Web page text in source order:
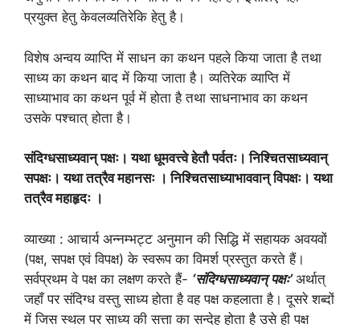
प्रयुक्त हेतु केवलव्यतिरेकि हेतु है।
विशेष अन्वय व्याप्ति में साधन का कथन पहले किया जाता है तथा
साध्य का कथन बाद में किया जाता है। व्यतिरेक व्याप्ति में
साध्याभाव का कथन पूर्व में होता है तथा साधनाभाव का कथन
उसके पश्चात् होता है।
संदिग्धसाध्यवान् पक्षः। यथा धूमवत्त्वे हेतौ पर्वतः। निश्चितसाध्यवान्
सपक्षः। यथा तत्रैव महानसः । निश्चितसाध्याभाववान् विपक्षः। यथा
तत्रैव महाहृदः ।
व्याख्या : आचार्य अन्नम्भट्ट अनुमान की सिद्धि में सहायक अवयवों
(पक्ष, सपक्ष एवं विपक्ष) के स्वरूप का विमर्श प्रस्तुत करते हैं।
सर्वप्रथम वे पक्ष का लक्षण करते हैं- ‘संदिग्धसाध्यवान् पक्षः’अर्थात्
जहाँ पर संदिग्ध वस्तु साध्य होता है वह पक्ष कहलाता है। दूसरे शब्दों
में जिस स्थल पर साध्य की सत्ता का सन्देह होता है उसे ही पक्ष